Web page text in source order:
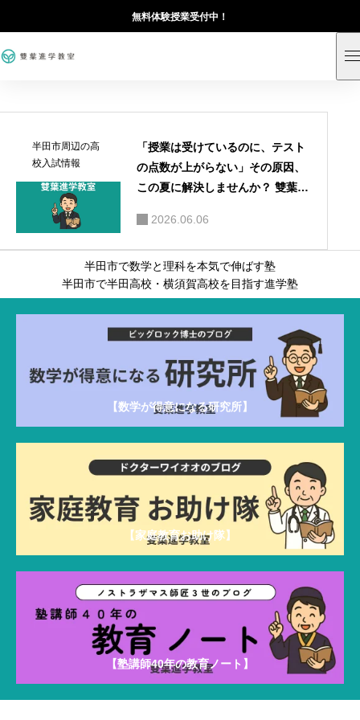
無料体験授業受付中！
半田市周辺の高
校入試情報
「授業は受けているのに、テスト
の点数が上がらない」その原因、
この夏に解決しませんか？ 雙葉進
コース
2026.06.06
半田市で数学と理科を本気で伸ばす塾
半田市で半田高校・横須賀高校を目指す進学塾
【数学が得意になる研究所】
【家庭教育お助け隊】
【塾講師40年の教育ノート】